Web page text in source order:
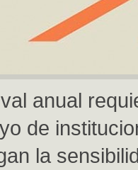
anual
de
la